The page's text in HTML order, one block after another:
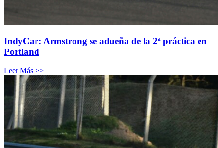
IndyCar: Armstrong se adueña de la 2ª práctica en
Portland
Leer Más >>